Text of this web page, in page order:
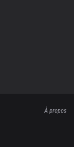
À propos